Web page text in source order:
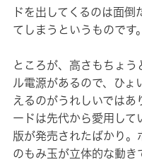
ドを出してくるのは面
てしまうというものです。
ところが、高さもちょ
ル電源があるので、ひ
えるのがうれしいでは
ードは先代から愛用して
版が発売されたばかり
のもみ玉が立体的な動